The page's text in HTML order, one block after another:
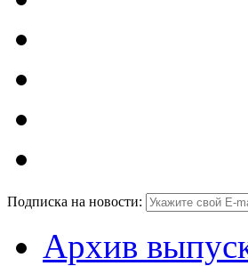
Подписка на новости:
Архив